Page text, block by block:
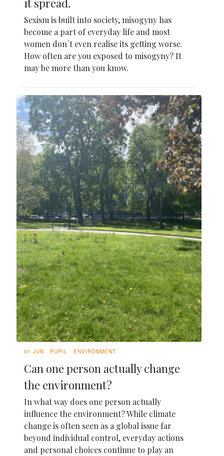
it spread.
Sexism is built into society, misogyny has
become a part of everyday life and most
women don´t even realise its getting worse.
How often are you exposed to misogyny? It
may be more than you know.
01 JUN PUPIL ENVIRONMENT
Can one person actually change
the environment?
In what way does one person actually
influence the environment? While climate
change is often seen as a global issue far
beyond individual control, everyday actions
and personal choices continue to play an